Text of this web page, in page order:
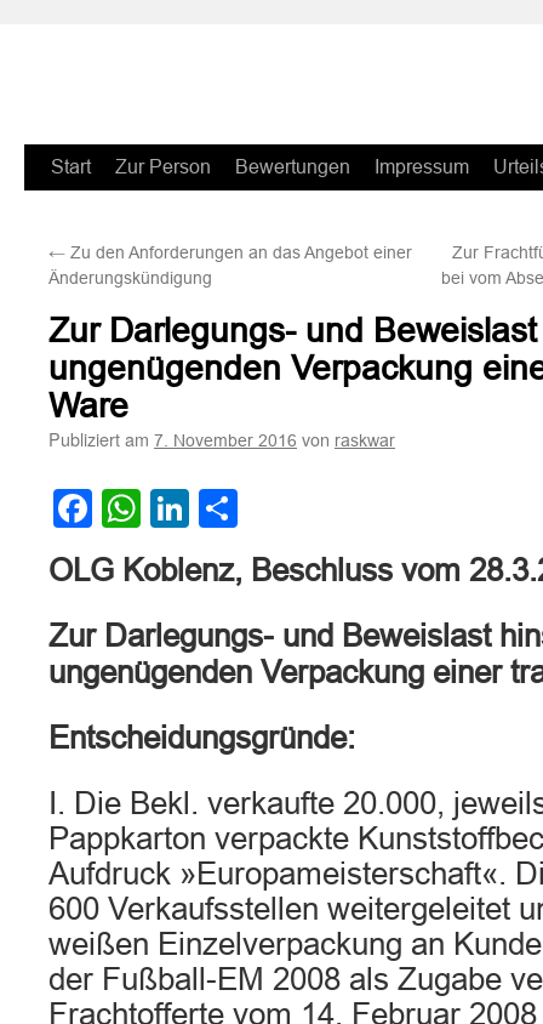
Zum
springen
Start Zur Person Bewertungen Impressum
← Zu den Anforderungen an das Angebot einer
Änderungskündigung
Zur
bei vom
Zur Darlegungs- und
ungenügenden Verpackung
Ware
Publiziert am 7. November 2016 von raskwar
Facebook
WhatsApp
LinkedIn
OLG Koblenz, Beschluss vom
Zur Darlegungs- und Beweislast
ungenügenden Verpackung einer
Entscheidungsgründe:
I. Die Bekl. verkaufte 20.000,
Pappkarton verpackte
Aufdruck »Europameisterschaft«.
600 Verkaufsstellen weitergeleitet
weißen Einzelverpackung an
der Fußball-EM 2008 als Zugabe
Frachtofferte vom 14. Februar